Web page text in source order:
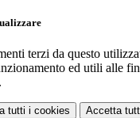
terzi da questo
ed utili alle
.
tutti i cookies Accetta